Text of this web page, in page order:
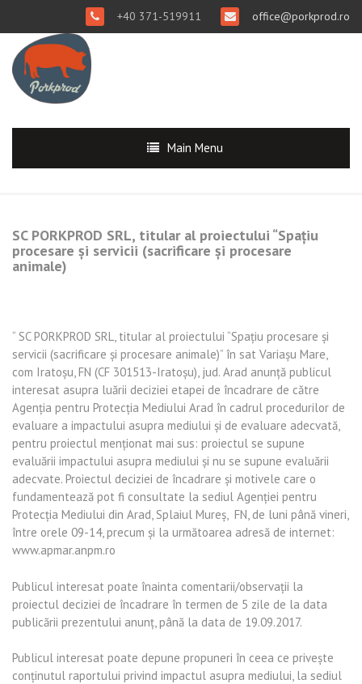
+40 371-519911 office@porkprod.ro
Main Menu
SC PORKPROD SRL, titular al proiectului “Spaţiu
procesare şi servicii (sacrificare şi procesare
animale)
“ SC PORKPROD SRL, titular al proiectului “Spaţiu procesare şi
servicii (sacrificare şi procesare animale)” în sat Variaşu Mare,
com Iratoşu, FN (CF 301513-Iratoşu), jud. Arad anunţă publicul
interesat asupra luării deciziei etapei de încadrare de către
Agenţia pentru Protecţia Mediului Arad în cadrul procedurilor de
evaluare a impactului asupra mediului şi de evaluare adecvată,
pentru proiectul menţionat mai sus: proiectul se supune
evaluării impactului asupra mediului şi nu se supune evaluării
adecvate. Proiectul deciziei de încadrare şi motivele care o
fundamentează pot fi consultate la sediul Agenţiei pentru
Protecţia Mediului din Arad, Splaiul Mureş, FN, de luni până vineri,
între orele 09-14, precum şi la următoarea adresă de internet:
www.apmar.anpm.ro
Publicul interesat poate înainta comentarii/observaţii la
proiectul deciziei de încadrare în termen de 5 zile de la data
publicării prezentului anunţ, până la data de 19.09.2017.
Publicul interesat poate depune propuneri în ceea ce priveşte
conţinutul raportului privind impactul asupra mediului, la sediul